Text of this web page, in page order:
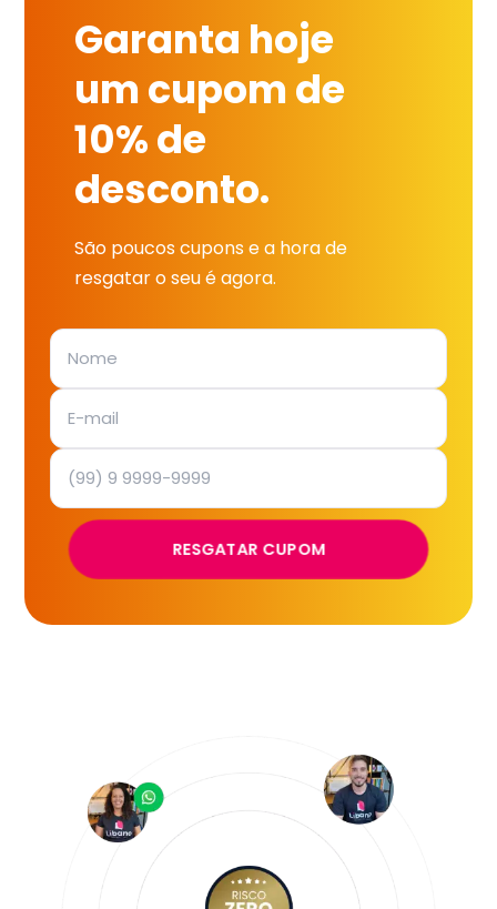
Garanta hoje
um cupom de
10% de
desconto.
São poucos cupons e a hora de
resgatar o seu é agora.
RESGATAR CUPOM